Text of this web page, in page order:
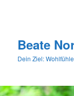
Beate
Dein Ziel: